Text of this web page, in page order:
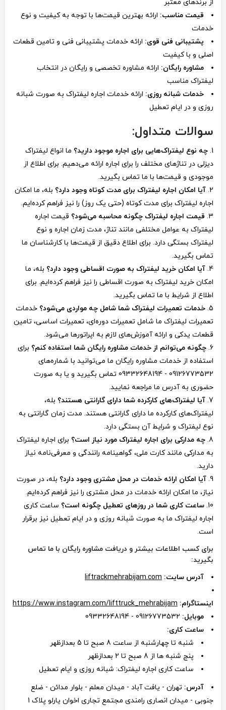
از برندهای معتبر
قیمت مناسب: ارائه بهترین قیمت‌ها با توجه به کیفیت و نوع
خدمات
پشتیبانی فنی قوی: ارائه خدمات پشتیبانی فنی و تامین قطعات
اصلی و با کیفیت
مشاوره رایگان: ارائه مشاوره تخصصی و رایگان در انتخاب
لیفتراک مناسب
خدمات شبانه روزی: ارائه خدمات اجاره لیفتراک به صورت شبانه
روزی و در ایام تعطیل
سوالات متداول:
چه نوع لیفتراک‌هایی برای اجاره موجود دارید؟ ما انواع لیفتراک
دیزلی در تناژهای مختلف را برای اجاره ارائه می‌دهیم. برای اطلاع از
موجودی و قیمت‌ها با ما تماس بگیرید.
آیا امکان اجاره لیفتراک برای مدت کوتاه وجود دارد؟ بله، ما امکان
اجاره لیفتراک برای مدت کوتاه (حتی یک روز) را نیز فراهم کرده‌ایم.
قیمت اجاره لیفتراک چگونه محاسبه می‌شود؟ قیمت اجاره
لیفتراک به عوامل مختلفی مانند تناژ، مدت زمان اجاره و نوع
لیفتراک بستگی دارد. برای اطلاع دقیق از قیمت‌ها با کارشناسان ما
تماس بگیرید.
آیا امکان خرید لیفتراک به صورت اقساطی وجود دارد؟ بله، ما
امکان خرید لیفتراک به صورت اقساطی را نیز فراهم کرده‌ایم. برای
اطلاع از شرایط با ما تماس بگیرید.
خدمات تعمیرات لیفتراک شما شامل چه مواردی می‌شود؟ خدمات
تعمیرات لیفتراک ما شامل تعمیرات دوره‌ای، تعمیرات اساسی، تامین
قطعات یدکی و ارائه آموزش‌های لازم به اپراتورها می‌شود.
چگونه می‌توانم از خدمات مشاوره رایگان شما استفاده کنم؟ برای
استفاده از خدمات مشاوره رایگان ما می‌توانید با شماره‌های
09126773532 - 09332648194 تماس بگیرید و یا به صورت
حضوری به آدرس ما مراجعه نمایید.
آیا لیفتراک‌های کارکرده شما دارای گارانتی هستند؟ بله،
لیفتراک‌های کارکرده ما دارای گارانتی هستند. مدت زمان گارانتی به
نوع لیفتراک و شرایط آن بستگی دارد.
چه مدارکی برای اجاره لیفتراک مورد نیاز است؟ برای اجاره لیفتراک
به مدارکی مانند کارت ملی، گواهینامه رانندگی و معرفی‌نامه نیاز
دارید.
آیا امکان ارائه خدمات در محل مشتری وجود دارد؟ بله، در صورت
نیاز، ما امکان ارائه خدمات در محل مشتری را نیز فراهم کرده‌ایم.
ساعت کاری شما در روزهای تعطیل چگونه است؟ ساعت کاری
اجاره لیفتراک ما به صورت شبانه روزی و در ایام تعطیل نیز برقرار
است.
برای کسب اطلاعات بیشتر و دریافت مشاوره رایگان با ما تماس
بگیرید:
آدرس سایت: liftrackmehrabijam.com
اینستاگرام: https://www.instagram.com/lifttruck_mehrabijam
موبایل:
ساعت کاری:
شنبه تا چهارشنبه از ساعت 8 صبح تا 5 بعدازظهر
پنج شنبه ها از 8 صبح تا 2 بعدازظهر
ساعت کاری اجاره لیفتراک: شبانه روزی و ایام تعطیل
آدرس: تهران - یافت آباد - میدان معلم - بلوار مدائن - ضلع
جنوبی - میدان انصاری رامندی مجتمع تجاری اخوان یارلو پلاک 1